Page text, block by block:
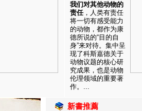
我们对其他动物的
责任，人类有责任
将一切有感受能力
的动物，都作为康
德所说的“目的自
身”来对待。集中呈
现了科斯嘉德关于
动物议题的核心研
究成果，也是动物
伦理领域的重要著
作。...
新書推薦